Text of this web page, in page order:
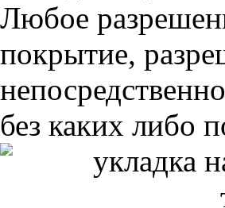
Любое
покрытие,
без каких либо